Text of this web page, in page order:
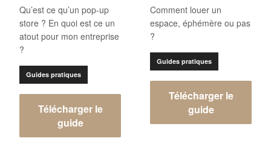
Qu’est ce qu’un pop-up
store ? En quoi est ce un
atout pour mon entreprise
?
Guides pratiques
Télécharger le
guide
Comment louer un
espace, éphémère ou pas
?
Guides pratiques
Télécharger le
guide